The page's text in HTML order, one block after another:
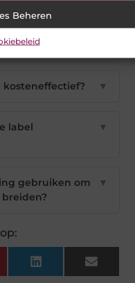
Beheren
label
▼
▼
label
▼
gebruiken om
▼
LinkedIn Email